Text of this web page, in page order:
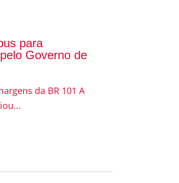
para
Governo de
da BR 101 A